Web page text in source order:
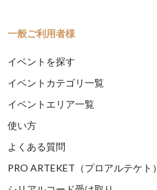
一般ご利用者様
イベントを探す
イベントカテゴリ一覧
イベントエリア一覧
使い方
よくある質問
PRO ARTEKET（プロアルテケト）